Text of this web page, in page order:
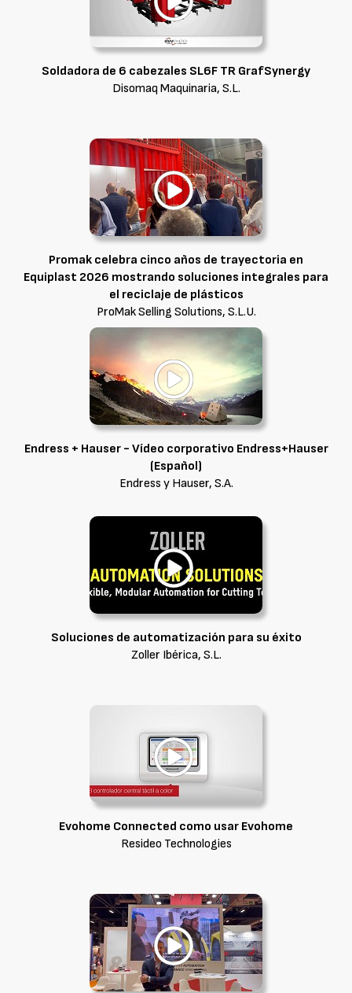
Soldadora de 6 cabezales SL6F TR GrafSynergy
Disomaq Maquinaria, S.L.
Promak celebra cinco años de trayectoria en
Equiplast 2026 mostrando soluciones integrales para
el reciclaje de plásticos
ProMak Selling Solutions, S.L.U.
Endress + Hauser - Vídeo corporativo Endress+Hauser
(Español)
Endress y Hauser, S.A.
Soluciones de automatización para su éxito
Zoller Ibérica, S.L.
Evohome Connected como usar Evohome
Resideo Technologies